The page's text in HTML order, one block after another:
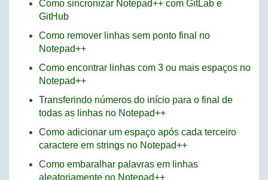
Como sincronizar Notepad++ com GitLab e
GitHub
Como remover linhas sem ponto final no
Notepad++
Como encontrar linhas com 3 ou mais espaços no
Notepad++
Transferindo números do início para o final de
todas as linhas no Notepad++
Como adicionar um espaço após cada terceiro
caractere em strings no Notepad++
Como embaralhar palavras em linhas
aleatoriamente no Notepad++